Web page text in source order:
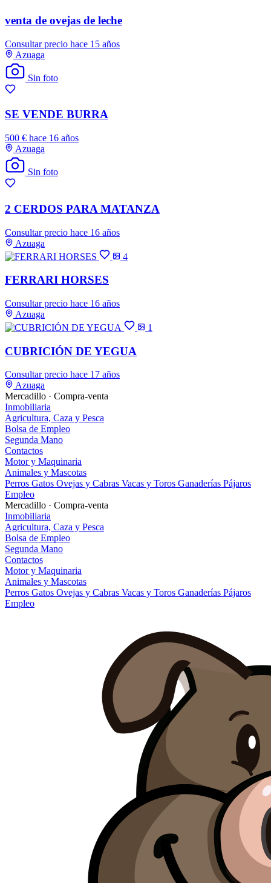
venta de ovejas de leche
Consultar precio hace 15 años
Azuaga
Sin foto
SE VENDE BURRA
500 € hace 16 años
Azuaga
Sin foto
2 CERDOS PARA MATANZA
Consultar precio hace 16 años
Azuaga
4
FERRARI HORSES
Consultar precio hace 16 años
Azuaga
1
CUBRICIÓN DE YEGUA
Consultar precio hace 17 años
Azuaga
Mercadillo · Compra-venta
Inmobiliaria
Agricultura, Caza y Pesca
Bolsa de Empleo
Segunda Mano
Contactos
Motor y Maquinaria
Animales y Mascotas
Perros Gatos Ovejas y Cabras Vacas y Toros Ganaderías Pájaros
Empleo
Mercadillo · Compra-venta
Inmobiliaria
Agricultura, Caza y Pesca
Bolsa de Empleo
Segunda Mano
Contactos
Motor y Maquinaria
Animales y Mascotas
Perros Gatos Ovejas y Cabras Vacas y Toros Ganaderías Pájaros
Empleo